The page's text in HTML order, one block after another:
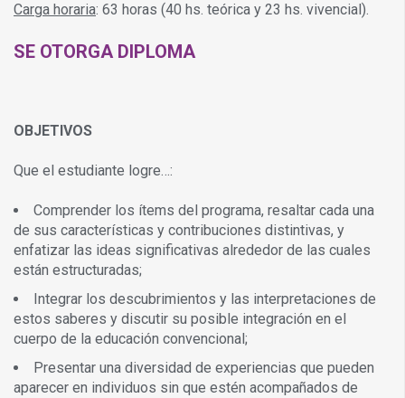
Carga horaria: 63 horas (40 hs. teórica y 23 hs. vivencial).
SE OTORGA DIPLOMA
OBJETIVOS
Que el estudiante logre…:
Comprender los ítems del programa, resaltar cada una
de sus características y contribuciones distintivas, y
enfatizar las ideas significativas alrededor de las cuales
están estructuradas;
Integrar los descubrimientos y las interpretaciones de
estos saberes y discutir su posible integración en el
cuerpo de la educación convencional;
Presentar una diversidad de experiencias que pueden
aparecer en individuos sin que estén acompañados de